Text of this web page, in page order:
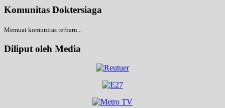
Komunitas Doktersiaga
Memuat komunitas terbaru...
Diliput oleh Media